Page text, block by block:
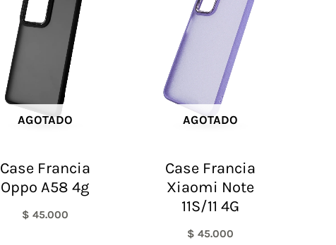
AGOTADO
Case Francia
Oppo A58 4g
$ 45.000
AGOTADO
Case Francia
Xiaomi Note
11S/11 4G
$ 45.000